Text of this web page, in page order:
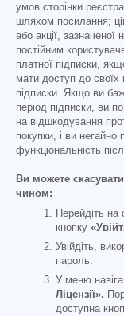
умов сторінки
шляхом посилання;
або акції,
постійним
платної підписки,
мати доступ до своїх
підписки. Якщо ви
період підписки, ви
на відшкодування
покупки, і ви
функціональність
Ви можете
чином:
Перейдіть на
кнопку
Увійдіть,
пароль.
У меню
Ліцензії».
доступна